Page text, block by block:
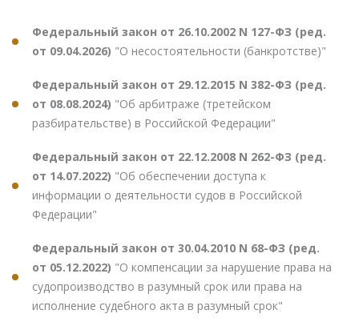
Федеральный закон от 26.10.2002 N 127-ФЗ (ред.
от 09.04.2026) "О несостоятельности (банкротстве)"
Федеральный закон от 29.12.2015 N 382-ФЗ (ред.
от 08.08.2024) "Об арбитраже (третейском
разбирательстве) в Российской Федерации"
Федеральный закон от 22.12.2008 N 262-ФЗ (ред.
от 14.07.2022) "Об обеспечении доступа к
информации о деятельности судов в Российской
Федерации"
Федеральный закон от 30.04.2010 N 68-ФЗ (ред.
от 05.12.2022) "О компенсации за нарушение права на
судопроизводство в разумный срок или права на
исполнение судебного акта в разумный срок"